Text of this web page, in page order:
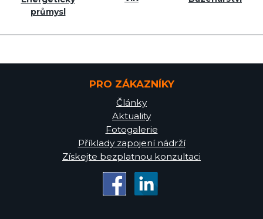
průmysl
PRO ZÁKAZNÍKY
Články
Aktuality
Fotogalerie
Příklady zapojení nádrží
Získejte bezplatnou konzultaci